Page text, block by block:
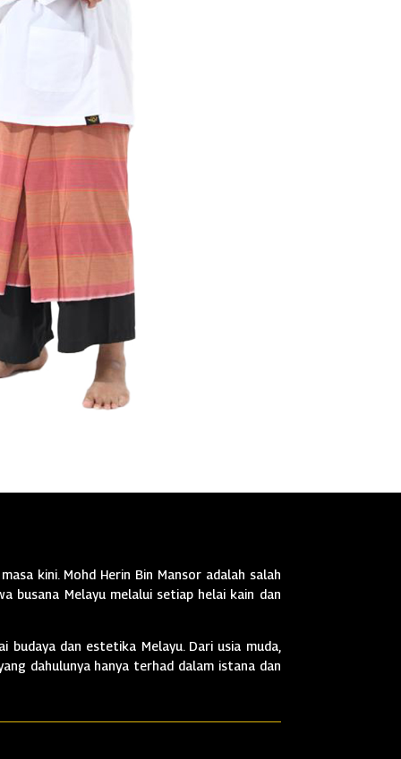
kini. Mohd Herin Bin Mansor adalah salah
busana Melayu melalui setiap helai kain dan
budaya dan estetika Melayu. Dari usia muda,
dahulunya hanya terhad dalam istana dan